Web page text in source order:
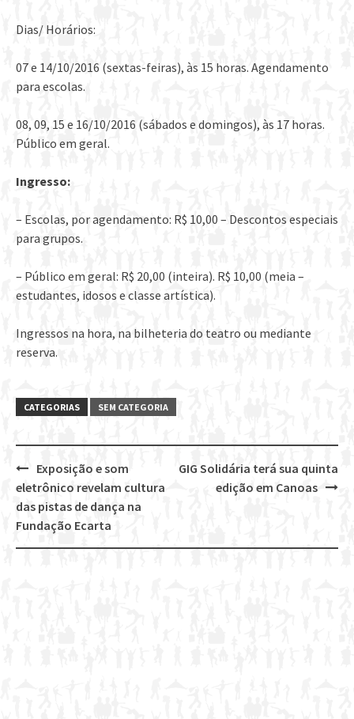
Dias/ Horários:
07 e 14/10/2016 (sextas-feiras), às 15 horas. Agendamento
para escolas.
08, 09, 15 e 16/10/2016 (sábados e domingos), às 17 horas.
Público em geral.
Ingresso:
– Escolas, por agendamento: R$ 10,00 – Descontos especiais
para grupos.
– Público em geral: R$ 20,00 (inteira). R$ 10,00 (meia –
estudantes, idosos e classe artística).
Ingressos na hora, na bilheteria do teatro ou mediante
reserva.
CATEGORIAS SEM CATEGORIA
Post
navigation
GIG Solidária terá sua quinta
edição em Canoas
Exposição e som
eletrônico revelam cultura
das pistas de dança na
Fundação Ecarta